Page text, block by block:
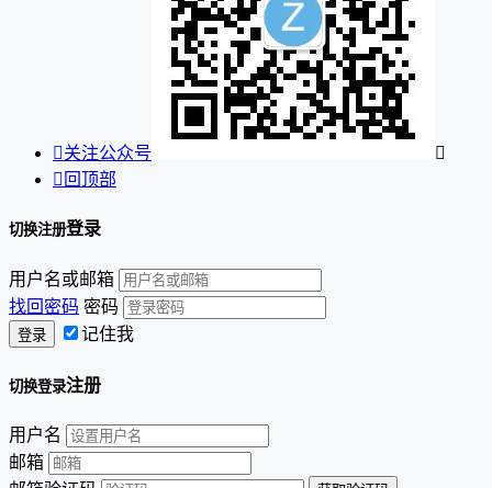
关注公众号

 回顶部
切换注册登录
用户名或邮箱
找回密码 密码
记住我
切换登录注册
用户名
邮箱